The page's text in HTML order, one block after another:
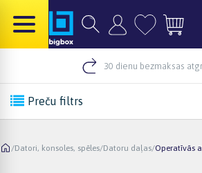
30 dienu bezmaksas
Preču filtrs
/Datori, konsoles, spēles/Datoru daļas/Operatīvās